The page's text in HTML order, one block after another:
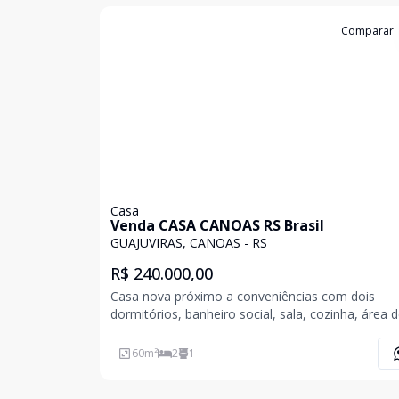
Comparar
Casa
Venda CASA CANOAS RS Brasil
GUAJUVIRAS, CANOAS - RS
R$ 240.000,00
Casa nova próximo a conveniências com dois
dormitórios, banheiro social, sala, cozinha, área
fechado;- Área privativa de aproximadamente
60m² 2 1